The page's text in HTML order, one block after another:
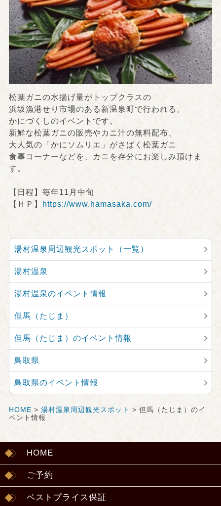
松葉ガニの水揚げ量がトップクラスの
浜坂漁港せり市場のある新温泉町で行われる、
かにづくしのイベントです。
新鮮な松葉ガニの販売やカニ汁の無料配布、
大人気の「かにソムリエ」がさばく松葉ガニ
食事コーナーなどを、カニを存分にお楽しみ頂けま
す。
【日程】毎年11月中旬
【ＨＰ】
https://www.hamasaka.com/
湯村温泉周辺観光スポット（一覧）
湯村温泉
湯村温泉のイベント情報
但馬（たじま）
但馬（たじま）のイベント情報
鳥取県
鳥取県のイベント情報
HOME > 湯村温泉周辺観光スポット > 但馬（たじま）のイ
ベント情報
HOME
ご予約
ベストプライス保証